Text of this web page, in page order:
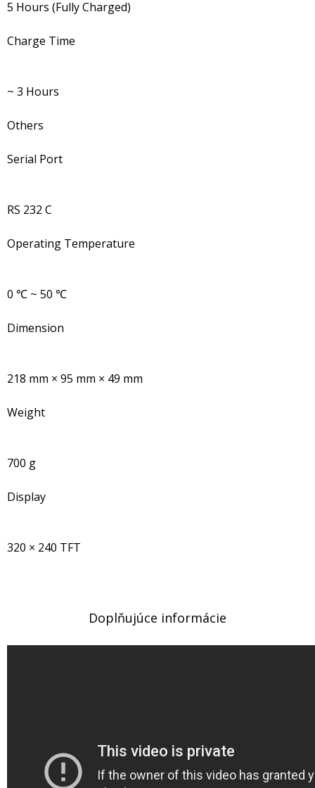
5 Hours (Fully Charged)
Charge Time
~ 3 Hours
Others
Serial Port
RS 232 C
Operating Temperature
0 ℃ ~ 50 ℃
Dimension
218 mm × 95 mm × 49 mm
Weight
700 g
Display
320 × 240 TFT
Doplňujúce informácie